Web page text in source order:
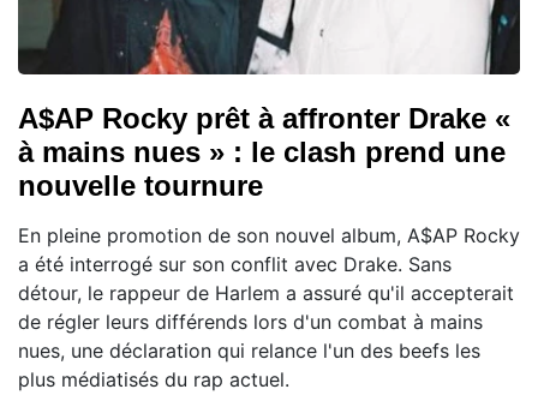
A$AP Rocky prêt à affronter Drake «
à mains nues » : le clash prend une
nouvelle tournure
En pleine promotion de son nouvel album, A$AP Rocky
a été interrogé sur son conflit avec Drake. Sans
détour, le rappeur de Harlem a assuré qu'il accepterait
de régler leurs différends lors d'un combat à mains
nues, une déclaration qui relance l'un des beefs les
plus médiatisés du rap actuel.